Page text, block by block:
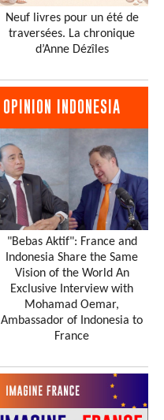
Neuf livres pour un été de
traversées. La chronique
d’Anne Dézîles
OPINION INDONESIA
"Bebas Aktif": France and
Indonesia Share the Same
Vision of the World An
Exclusive Interview with
Mohamad Oemar,
Ambassador of Indonesia to
France